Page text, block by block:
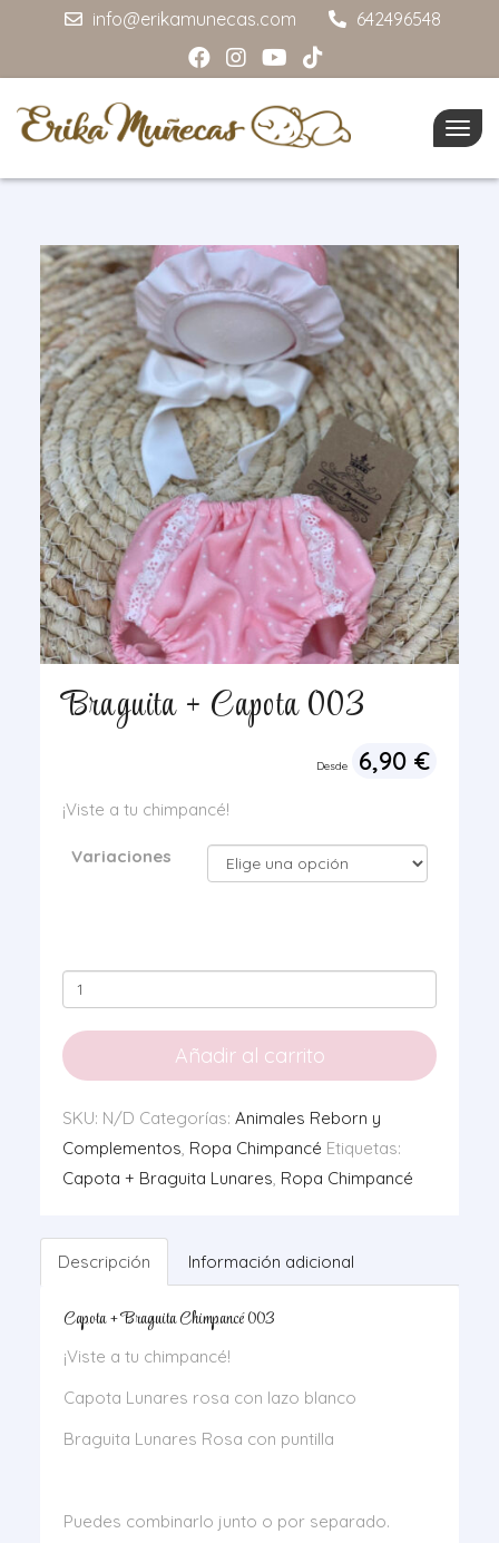
info@erikamunecas.com 642496548
Braguita + Capota 003
Desde 6,90 €
¡Viste a tu chimpancé!
Variaciones
Braguita
+
Capota
003
Añadir al carrito
SKU: N/D Categorías: Animales Reborn y
Complementos, Ropa Chimpancé Etiquetas:
Capota + Braguita Lunares, Ropa Chimpancé
Descripción Información adicional
Capota + Braguita Chimpancé 003
¡Viste a tu chimpancé!
Capota Lunares rosa con lazo blanco
Braguita Lunares Rosa con puntilla
Puedes combinarlo junto o por separado.